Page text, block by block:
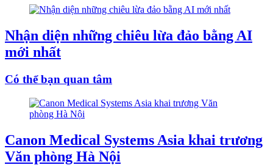
Nhận diện những chiêu lừa đảo bằng AI
mới nhất
Có thể bạn quan tâm
Canon Medical Systems Asia khai trương
Văn phòng Hà Nội